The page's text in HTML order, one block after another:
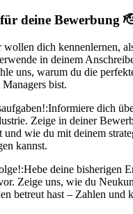
deine Bewerbung
wollen dich kennenlernen,
in deinem
uns, warum du die
bist.
Informiere dich
Zeige in deiner
und wie du mit deinem
kannst.
Hebe deine bisherigen
Zeige uns, wie du
betreut hast – Zahlen und